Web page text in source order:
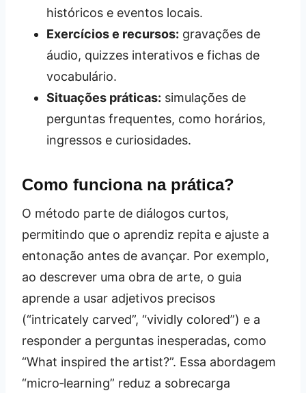
históricos e eventos locais.
Exercícios e recursos: gravações de
áudio, quizzes interativos e fichas de
vocabulário.
Situações práticas: simulações de
perguntas frequentes, como horários,
ingressos e curiosidades.
Como funciona na prática?
O método parte de diálogos curtos,
permitindo que o aprendiz repita e ajuste a
entonação antes de avançar. Por exemplo,
ao descrever uma obra de arte, o guia
aprende a usar adjetivos precisos
(“intricately carved”, “vividly colored”) e a
responder a perguntas inesperadas, como
“What inspired the artist?”. Essa abordagem
“micro‑learning” reduz a sobrecarga